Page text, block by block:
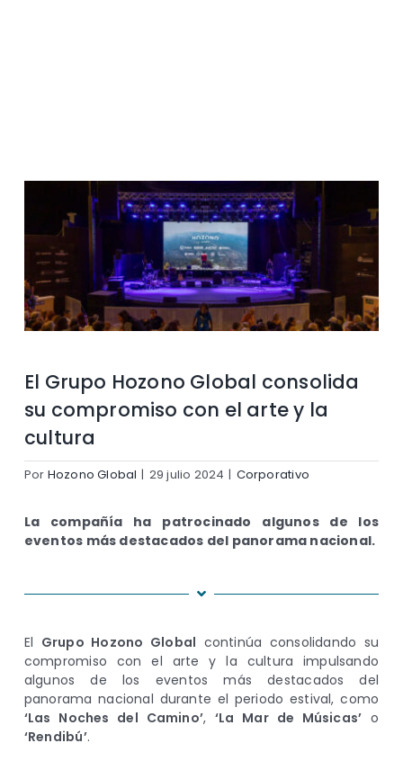
El Grupo Hozono Global consolida
su compromiso con el arte y la
cultura
Por Hozono Global | 29 julio 2024 | Corporativo
La compañía ha patrocinado algunos de los
eventos más destacados del panorama nacional.
El Grupo Hozono Global continúa consolidando su
compromiso con el arte y la cultura impulsando
algunos de los eventos más destacados del
panorama nacional durante el periodo estival, como
‘Las Noches del Camino’, ‘La Mar de Músicas’ o
‘Rendibú’.